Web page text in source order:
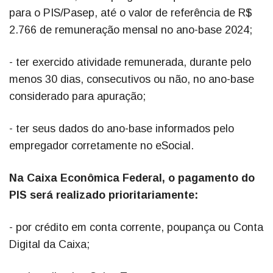
para o PIS/Pasep, até o valor de referência de R$
2.766 de remuneração mensal no ano-base 2024;
- ter exercido atividade remunerada, durante pelo
menos 30 dias, consecutivos ou não, no ano-base
considerado para apuração;
- ter seus dados do ano-base informados pelo
empregador corretamente no eSocial.
Na Caixa Econômica Federal, o pagamento do
PIS será realizado prioritariamente:
- por crédito em conta corrente, poupança ou Conta
Digital da Caixa;